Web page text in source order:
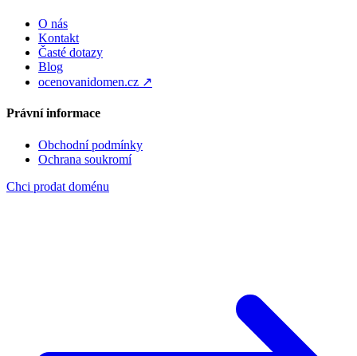
O nás
Kontakt
Časté dotazy
Blog
ocenovanidomen.cz ↗
Právní informace
Obchodní podmínky
Ochrana soukromí
Chci prodat doménu